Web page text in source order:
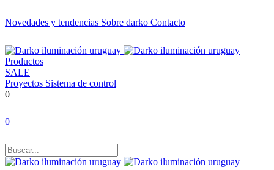
Novedades y tendencias Sobre darko Contacto
Productos
SALE
Proyectos Sistema de control
0
0